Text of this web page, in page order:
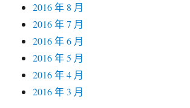
2016 年 8 月
2016 年 7 月
2016 年 6 月
2016 年 5 月
2016 年 4 月
2016 年 3 月